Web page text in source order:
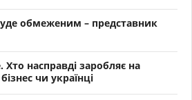
обмеженим – представник
насправді заробляє на
чи українці